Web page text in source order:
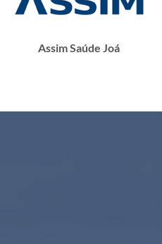
Assim Saúde Joá